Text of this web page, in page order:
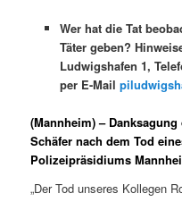
Wer hat die Tat
Täter geben?
Ludwigshafen 1,
per E-Mail
(Mannheim) –
Schäfer nach dem Tod
Polizeipräsidiums
„Der Tod unseres Kollegen